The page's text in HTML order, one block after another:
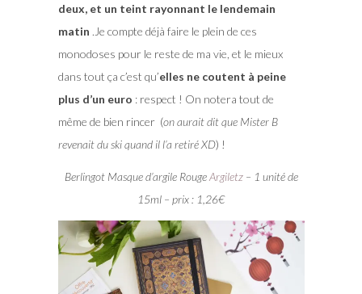
deux, et un teint rayonnant le lendemain
matin .Je compte déjà faire le plein de ces
monodoses pour le reste de ma vie, et le mieux
dans tout ça c’est qu’elles ne coutent à peine
plus d’un euro : respect ! On notera tout de
même de bien rincer (on aurait dit que Mister B
revenait du ski quand il l’a retiré XD) !
Berlingot Masque d’argile RougeArgiletz– 1 unité de
15ml – prix : 1,26€